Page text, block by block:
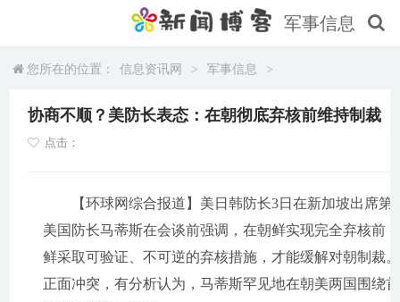
军事信息
您所在的位置： 信息资讯网 > 军事信息 >
协商不顺？美防长表态：在朝彻底弃核前维持制裁
点击：
【环球网综合报道】美日韩防长3日在新加坡出席第
美国防长马蒂斯在会谈前强调，在朝鲜实现完全弃核前
鲜采取可验证、不可逆的弃核措施，才能缓解对朝制裁
正面冲突，有分析认为，马蒂斯罕见地在朝美两国围绕